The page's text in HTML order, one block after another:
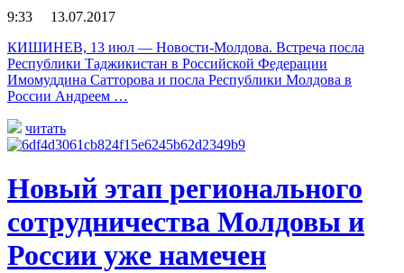
9:33 13.07.2017
КИШИНЕВ, 13 июл — Новости-Молдова. Встреча посла
Республики Таджикистан в Российской Федерации
Имомуддина Сатторова и посла Республики Молдова в
России Андреем …
читать
Новый этап регионального
сотрудничества Молдовы и
России уже намечен